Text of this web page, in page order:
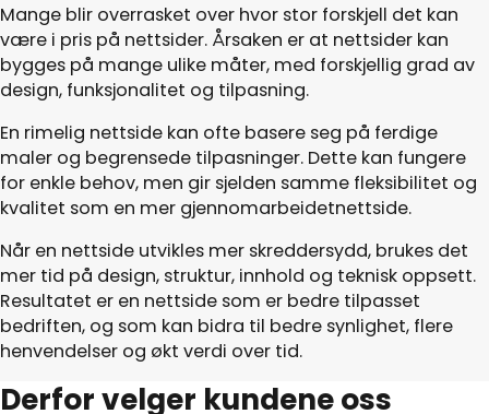
Mange blir overrasket over hvor stor forskjell det kan
være i pris på nettsider. Årsaken er at nettsider kan
bygges på mange ulike måter, med forskjellig grad av
design, funksjonalitet og tilpasning.
En rimelig nettside kan ofte basere seg på ferdige
maler og begrensede tilpasninger. Dette kan fungere
for enkle behov, men gir sjelden samme fleksibilitet og
kvalitet som en mer gjennomarbeidetnettside.
Når en nettside utvikles mer skreddersydd, brukes det
mer tid på design, struktur, innhold og teknisk oppsett.
Resultatet er en nettside som er bedre tilpasset
bedriften, og som kan bidra til bedre synlighet, flere
henvendelser og økt verdi over tid.
Derfor velger kundene oss